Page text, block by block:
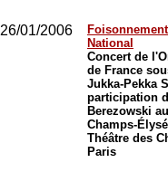
26/01/2006
National
Concert de
de France
Jukka-Pekka
participation
Berezowski
Champs-
Théâtre des
Paris